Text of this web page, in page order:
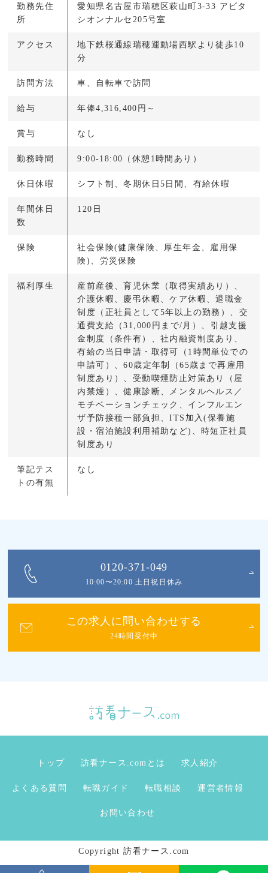
勤務先住
所
愛知県名古屋市瑞穂区萩山町3-33 アビタ
シオンナルセ205号室
アクセス
地下鉄桜通線瑞穂運動場西駅より徒歩10
分
訪問方法 車、自転車で訪問
給与 年俸4,316,400円～
賞与 なし
勤務時間 9:00-18:00（休憩1時間あり）
休日休暇 シフト制、冬期休日5日間、有給休暇
年間休日
数
120日
保険
社会保険(健康保険、厚生年金、雇用保
険)、労災保険
福利厚生
産前産後、育児休業（取得実績あり）、
介護休暇、慶弔休暇、ケア休暇、退職金
制度（正社員として5年以上の勤務）、交
通費支給（31,000円まで/月）、引越支援
金制度（条件有）、社内融資制度あり、
有給の当日申請・取得可（1時間単位での
申請可）、60歳定年制（65歳まで再雇用
制度あり）、受動喫煙防止対策あり（屋
内禁煙）、健康診断、メンタルヘルス／
モチベーションチェック、インフルエン
ザ予防接種一部負担、ITS加入(保養施
設・宿泊施設利用補助など)、時短正社員
制度あり
筆記テス
トの有無
なし
0120-371-049
10:00〜20:00 土日祝日休み
この求人に問い合わせする
24時間受付中
トップ 訪看ナース.comとは 求人紹介
よくある質問 転職ガイド 転職相談 運営者情報
お問い合わせ
Copyright 訪看ナース.com